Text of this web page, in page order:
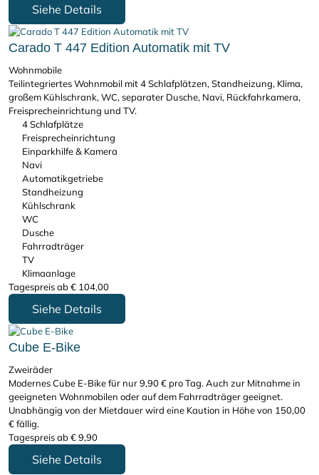
Siehe Details
Carado T 447 Edition Automatik mit TV
Wohnmobile
Teilintegriertes Wohnmobil mit 4 Schlafplätzen, Standheizung, Klima,
großem Kühlschrank, WC, separater Dusche, Navi, Rückfahrkamera,
Freisprecheinrichtung und TV.
4 Schlafplätze
Freisprecheinrichtung
Einparkhilfe & Kamera
Navi
Automatikgetriebe
Standheizung
Kühlschrank
WC
Dusche
Fahrradträger
TV
Klimaanlage
Tagespreis ab€ 104,00
Siehe Details
Cube E-Bike
Zweiräder
Modernes Cube E-Bike für nur 9,90 € pro Tag. Auch zur Mitnahme in
geeigneten Wohnmobilen oder auf dem Fahrradträger geeignet.
Unabhängig von der Mietdauer wird eine Kaution in Höhe von 150,00
€ fällig.
Tagespreis ab€9,90
Siehe Details